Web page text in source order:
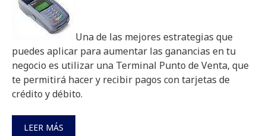
Una de las mejores estrategias que
puedes aplicar para aumentar las ganancias en tu
negocio es utilizar una Terminal Punto de Venta, que
te permitirá hacer y recibir pagos con tarjetas de
crédito y débito.
LEER MÁS